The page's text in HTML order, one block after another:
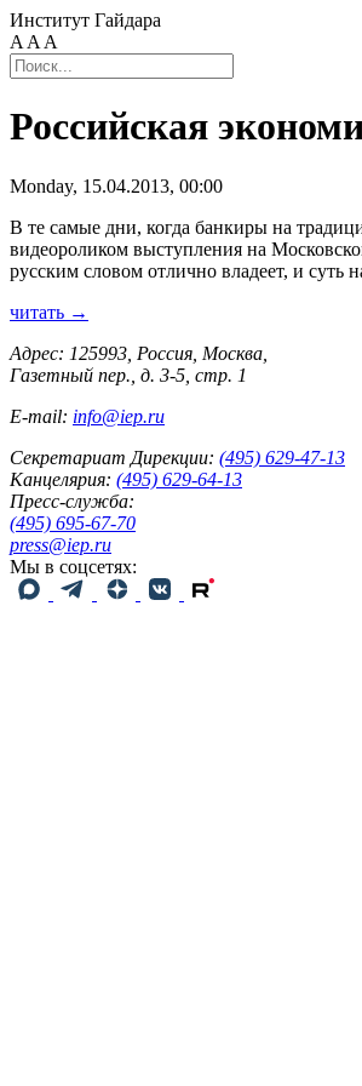
Институт Гайдара
A A A
Российская
Monday, 15.04.2013, 00:00
В те самые дни, когда банкиры на
видеороликом выступления на
русским словом отлично владеет, и суть
читать →
Адрес: 125993, Россия, Москва,
Газетный пер., д. 3-5, стр. 1
E-mail: info@iep.ru
Секретариат Дирекции: (495) 629-47-13
Канцелярия: (495) 629-64-13
Пресс-служба:
(495) 695-67-70
press@iep.ru
Мы в соцсетях: